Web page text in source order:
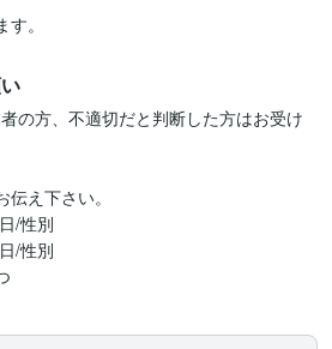
。
の方、不適切だと判断した方はお受け
え下さい。
/性別
/性別